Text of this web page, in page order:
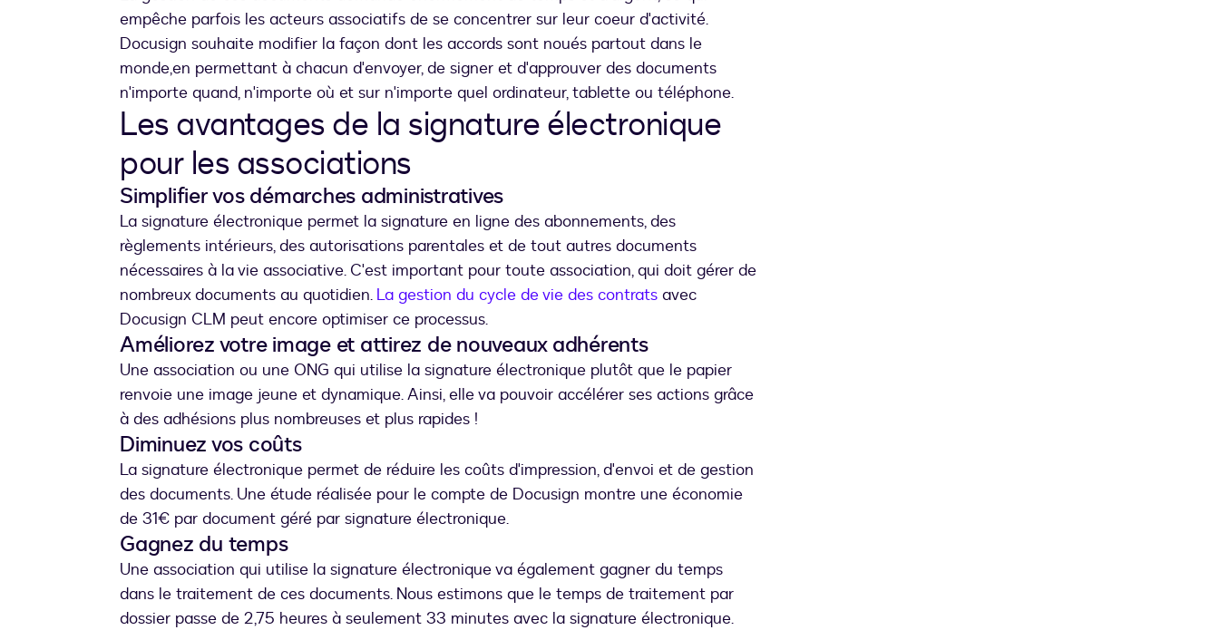
empêche parfois les acteurs associatifs de se concentrer sur leur coeur d'activité.
Docusign souhaite modifier la façon dont les accords sont noués partout dans le
monde,en permettant à chacun d'envoyer, de signer et d'approuver des documents
n'importe quand, n'importe où et sur n'importe quel ordinateur, tablette ou téléphone.
Les avantages de la signature électronique
pour les associations
Simplifier vos démarches administratives
La signature électronique permet la signature en ligne des abonnements, des
règlements intérieurs, des autorisations parentales et de tout autres documents
nécessaires à la vie associative. C'est important pour toute association, qui doit gérer de
nombreux documents au quotidien. La gestion du cycle de vie des contrats avec
Docusign CLM peut encore optimiser ce processus.
Améliorez votre image et attirez de nouveaux adhérents
Une association ou une ONG qui utilise la signature électronique plutôt que le papier
renvoie une image jeune et dynamique. Ainsi, elle va pouvoir accélérer ses actions grâce
à des adhésions plus nombreuses et plus rapides !
Diminuez vos coûts
La signature électronique permet de réduire les coûts d'impression, d'envoi et de gestion
des documents. Une étude réalisée pour le compte de Docusign montre une économie
de 31€ par document géré par signature électronique.
Gagnez du temps
Une association qui utilise la signature électronique va également gagner du temps
dans le traitement de ces documents. Nous estimons que le temps de traitement par
dossier passe de 2,75 heures à seulement 33 minutes avec la signature électronique.